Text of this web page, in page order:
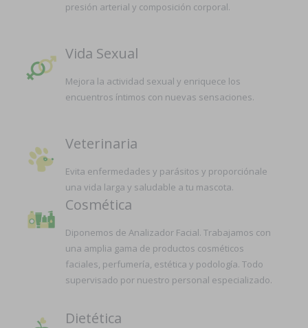
presión arterial y composición corporal.
Vida Sexual
Mejora la actividad sexual y enriquece los
encuentros íntimos con nuevas sensaciones.
Veterinaria
Evita enfermedades y parásitos y proporciónale
una vida larga y saludable a tu mascota.
Cosmética
Diponemos de Analizador Facial. Trabajamos con
una amplia gama de productos cosméticos
faciales, perfumería, estética y podología. Todo
supervisado por nuestro personal especializado.
Dietética